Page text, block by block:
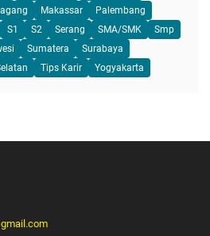
Makassar
Palembang
S1 S2 Serang SMA/SMK
Smp
Sumatera
Surabaya
Tips Karir Yogyakarta